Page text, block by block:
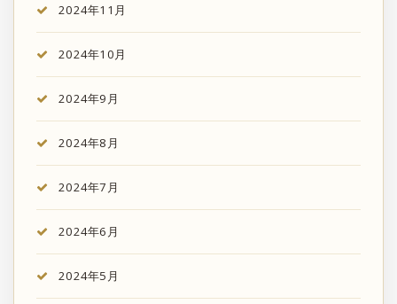
2024年11月
2024年10月
2024年9月
2024年8月
2024年7月
2024年6月
2024年5月